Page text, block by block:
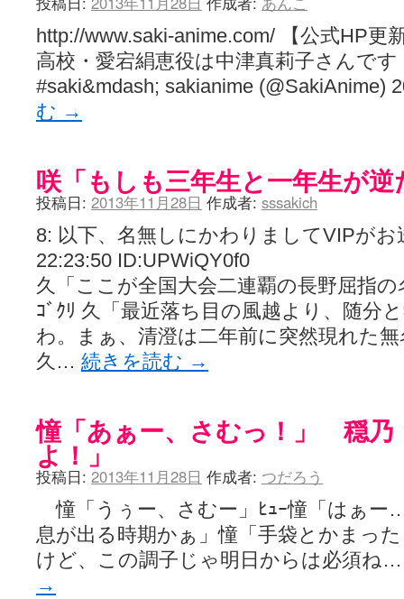
http://www.saki-anime.com/ 【公式HP更
高校・愛宕絹恵役は中津真莉子さんです
#saki&mdash; sakianime (@SakiAnime)
む →
咲「もしも三年生と一年生が
投稿日: 2013年11月28日 作成者: sssakich
8: 以下、名無しにかわりましてVIPがお
22:23:50 ID:UPWiQY0f0
久「ここが全国大会二連覇の長野屈指
ｺﾞｸﾘ 久「最近落ち目の風越より、随分
わ。まぁ、清澄は二年前に突然現れた
久… 続きを読む →
憧「あぁー、さむっ！」 穏乃
よ！」
投稿日: 2013年11月28日 作成者: つだろう
憧「うぅー、さむー」ﾋｭｰ憧「はぁー
息が出る時期かぁ」憧「手袋とかまっ
けど、この調子じゃ明日からは必須
→